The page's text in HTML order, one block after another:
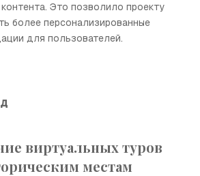
контента. Это позволило проекту
более персонализированные
для пользователей.
виртуальных туров
местам